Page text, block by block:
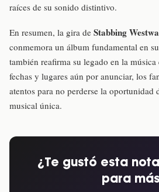
raíces de su sonido distintivo.
En resumen, la gira de Stabbing
conmemora un álbum fundamental en
también reafirma su legado en la
fechas y lugares aún por anunciar, los
atentos para no perderse la oportunidad
musical única.
¿Te gustó esta
para más